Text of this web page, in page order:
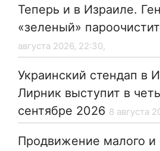
Теперь и в Израиле.
«зеленый»
августа 2026, 22:30,
Украинский стендап в
Лирник выступит в
сентябре 2026 8 августа
Продвижение малого и